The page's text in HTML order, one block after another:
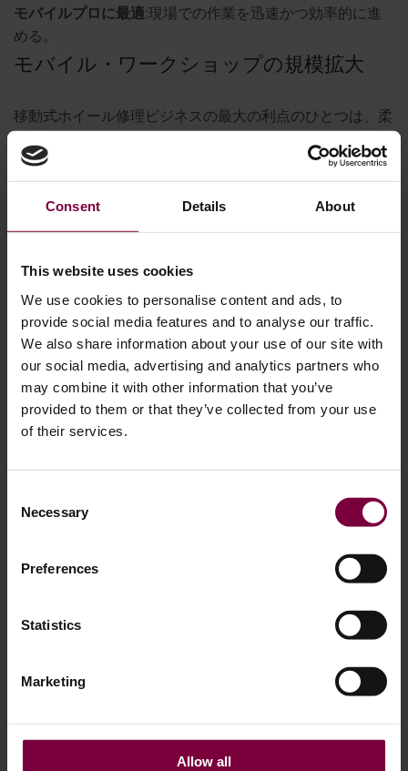
Consent Details About
This website uses cookies
We use cookies to personalise content and ads, to
provide social media features and to analyse our traffic.
We also share information about your use of our site with
our social media, advertising and analytics partners who
may combine it with other information that you’ve
provided to them or that they’ve collected from your use
of their services.
Selection
Necessary
Preferences
Statistics
Marketing
Allow all
モバイルプロに最適:現場での作業を迅速かつ効率的に進
める。
モバイル・ワークショップの規模拡大
移動式ホイール修理ビジネスの最大の利点のひとつは、柔
せて拡張することができます。
ほとんどの移動式セットアップは、ダイヤモンドカットマ
シン、ホイール矯正機、タイヤビードブレーカー、および
ールペイントシステムそして
はバンやコンパクトなトレーラーに快適にフィットし、ホ
イール修理の大部分をオンサイトで処理する能力を提供し
ます。
大規模な移動式ワークショップの場合、次のようなものを
追加する。 ブラストキャビネットは画期的なものです。
る。しかし、そのサイズと重量から、機械の重量が問題に